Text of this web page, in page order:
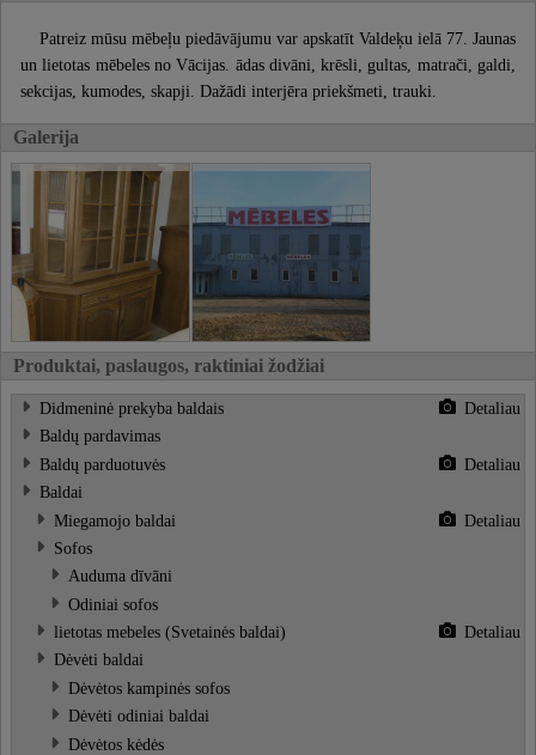
Patreiz mūsu mēbeļu piedāvājumu var apskatīt Valdeķu ielā 77. Jaunas
un lietotas mēbeles no Vācijas. ādas divāni, krēsli, gultas, matrači, galdi,
sekcijas, kumodes, skapji. Dažādi interjēra priekšmeti, trauki.
Galerija
Produktai, paslaugos, raktiniai žodžiai
Didmeninė prekyba baldais
Detaliau
Baldų pardavimas
Baldų parduotuvės
Detaliau
Baldai
Miegamojo baldai
Detaliau
Sofos
Auduma dīvāni
Odiniai sofos
lietotas mebeles (Svetainės baldai)
Detaliau
Dėvėti baldai
Dėvėtos kampinės sofos
Dėvėti odiniai baldai
Dėvėtos kėdės